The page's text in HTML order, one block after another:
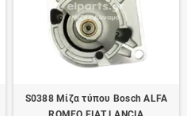
S0388 Μίζα τύπου Bosch ALFA